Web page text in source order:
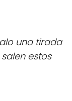
una tirada
estos